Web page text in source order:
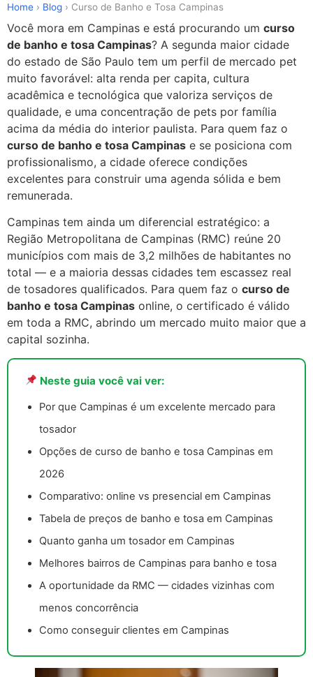
para
conteúdo
Home › Blog › Curso de Banho e Tosa Campinas
Você mora em Campinas e está procurando um curso
de banho e tosa Campinas? A segunda maior cidade
do estado de São Paulo tem um perfil de mercado pet
muito favorável: alta renda per capita, cultura
acadêmica e tecnológica que valoriza serviços de
qualidade, e uma concentração de pets por família
acima da média do interior paulista. Para quem faz o
curso de banho e tosa Campinas e se posiciona com
profissionalismo, a cidade oferece condições
excelentes para construir uma agenda sólida e bem
remunerada.
Campinas tem ainda um diferencial estratégico: a
Região Metropolitana de Campinas (RMC) reúne 20
municípios com mais de 3,2 milhões de habitantes no
total — e a maioria dessas cidades tem escassez real
de tosadores qualificados. Para quem faz o curso de
banho e tosa Campinas online, o certificado é válido
em toda a RMC, abrindo um mercado muito maior que a
capital sozinha.
Neste guia você vai ver:
Por que Campinas é um excelente mercado para
tosador
Opções de curso de banho e tosa Campinas em
2026
Comparativo: online vs presencial em Campinas
Tabela de preços de banho e tosa em Campinas
Quanto ganha um tosador em Campinas
Melhores bairros de Campinas para banho e tosa
A oportunidade da RMC — cidades vizinhas com
menos concorrência
Como conseguir clientes em Campinas